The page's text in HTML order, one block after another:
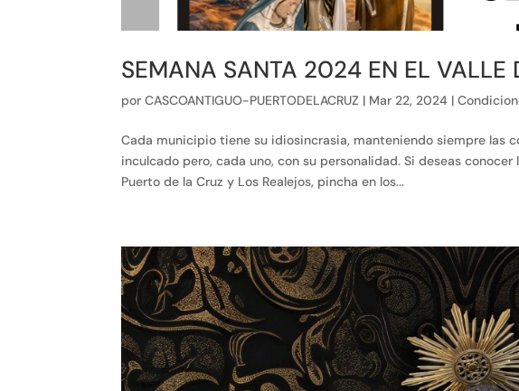
SEMANA SANTA 2024 EN EL VALLE
porCASCOANTIGUO-PUERTODELACRUZ | Mar 22, 2024 |
Cada municipio tiene su idiosincrasia, manteniendo siempre las
inculcado pero, cada uno, con su personalidad. Si deseas
Puerto de la Cruz y Los Realejos, pincha en los...